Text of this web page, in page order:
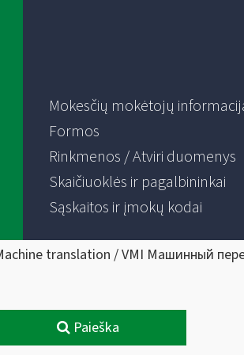
Mokesčių mokėtojų
Formos
Rinkmenos / Atviri duomenys
Skaičiuoklės ir pagalbininkai
Sąskaitos ir įmokų kodai
translation / VMI Машинный
Paieška